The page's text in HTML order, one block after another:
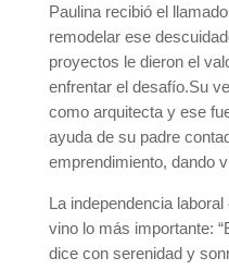
Paulina recibió el
remodelar ese
proyectos le dieron el
enfrentar el desafío.Su
como arquitecta y ese
ayuda de su padre
emprendimiento, dando
La independencia
vino lo más importante:
dice con serenidad y